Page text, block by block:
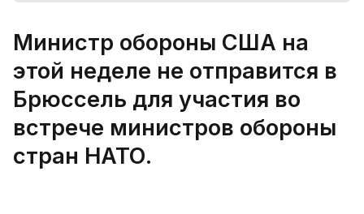
Министр обороны США на
этой неделе не отправится в
Брюссель для участия во
встрече министров обороны
стран НАТО.